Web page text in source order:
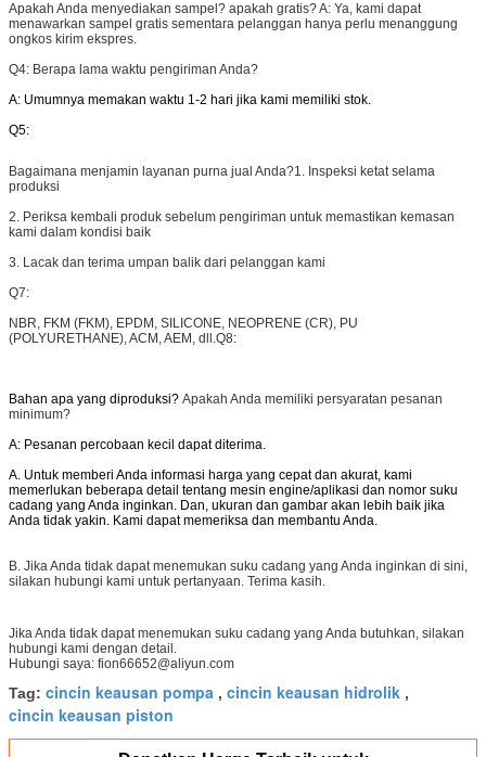
Apakah Anda menyediakan sampel? apakah gratis?A: Ya, kami dapat
menawarkan sampel gratis sementara pelanggan hanya perlu menanggung
ongkos kirim ekspres.
Q4: Berapa lama waktu pengiriman Anda?
A: Umumnya memakan waktu 1-2 hari jika kami memiliki stok.
Q5:
Bagaimana menjamin layanan purna jual Anda?1. Inspeksi ketat selama
produksi
2. Periksa kembali produk sebelum pengiriman untuk memastikan kemasan
kami dalam kondisi baik
3. Lacak dan terima umpan balik dari pelanggan kami
Q7:
NBR, FKM (FKM), EPDM, SILICONE, NEOPRENE (CR), PU
(POLYURETHANE), ACM, AEM, dll.Q8:
Bahan apa yang diproduksi? Apakah Anda memiliki persyaratan pesanan
minimum?
A: Pesanan percobaan kecil dapat diterima.
A. Untuk memberi Anda informasi harga yang cepat dan akurat, kami
memerlukan beberapa detail tentang mesin engine/aplikasi dan nomor suku
cadang yang Anda inginkan. Dan, ukuran dan gambar akan lebih baik jika
Anda tidak yakin. Kami dapat memeriksa dan membantu Anda.
B. Jika Anda tidak dapat menemukan suku cadang yang Anda inginkan di sini,
silakan hubungi kami untuk pertanyaan. Terima kasih.
Jika Anda tidak dapat menemukan suku cadang yang Anda butuhkan, silakan
hubungi kami dengan detail.
Hubungi saya: fion66652@aliyun.com
Tag: cincin keausan pompa , cincin keausan hidrolik ,
cincin keausan piston